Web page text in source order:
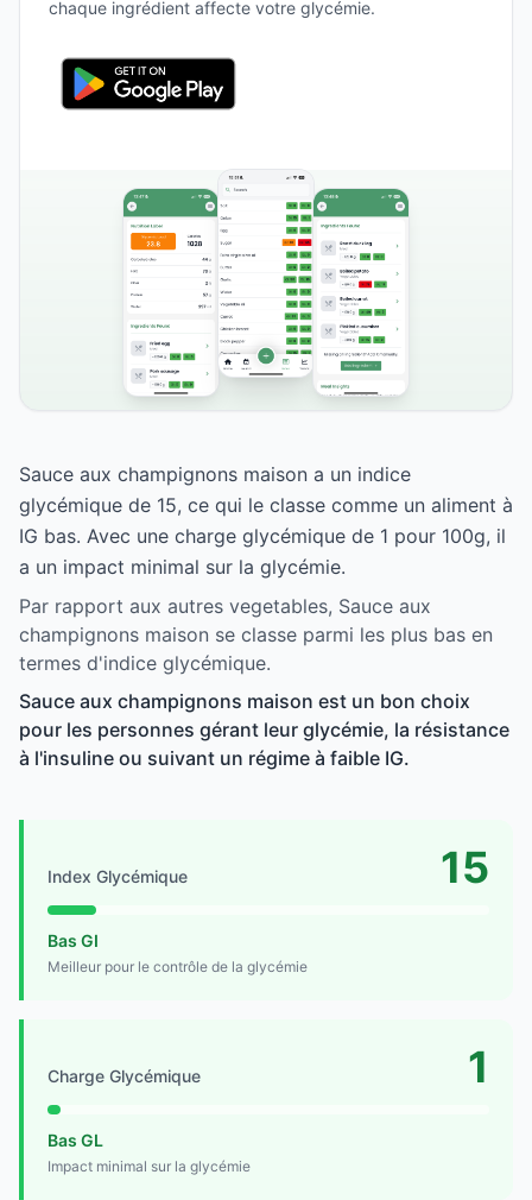
chaque ingrédient affecte votre glycémie.
Sauce aux champignons maison a un indice
glycémique de 15, ce qui le classe comme un aliment à
IG bas. Avec une charge glycémique de 1 pour 100g, il
a un impact minimal sur la glycémie.
Par rapport aux autres vegetables, Sauce aux
champignons maison se classe parmi les plus bas en
termes d'indice glycémique.
Sauce aux champignons maison est un bon choix
pour les personnes gérant leur glycémie, la résistance
à l'insuline ou suivant un régime à faible IG.
Index Glycémique 15
Bas GI
Meilleur pour le contrôle de la glycémie
Charge Glycémique 1
Bas GL
Impact minimal sur la glycémie